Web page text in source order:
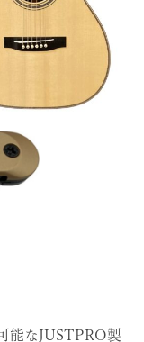
能なJUSTPRO製